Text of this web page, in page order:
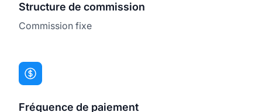
Structure de commission
Commission fixe
Fréquence de paiement